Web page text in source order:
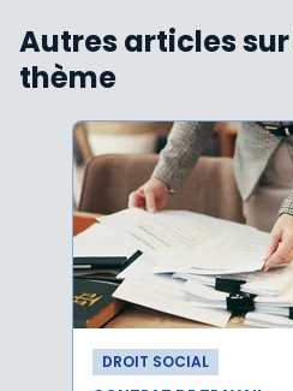
Autres articles
thème
DROIT SOCIAL